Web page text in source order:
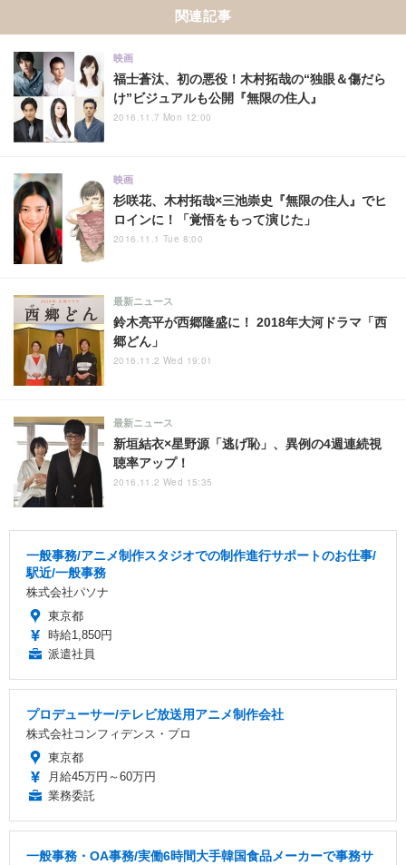
関連記事
福士蒼汰、初の悪役！木村拓哉の“独眼＆傷だら
け”ビジュアルも公開『無限の住人』
映画
2016.11.7 Mon 12:00
杉咲花、木村拓哉×三池崇史『無限の住人』でヒ
ロインに！「覚悟をもって演じた」
映画
2016.11.1 Tue 8:00
鈴木亮平が西郷隆盛に！ 2018年大河ドラマ「西
郷どん」
最新ニュース
2016.11.2 Wed 19:01
新垣結衣×星野源「逃げ恥」、異例の4週連続視
聴率アップ！
最新ニュース
2016.11.2 Wed 15:35
一般事務/アニメ制作スタジオでの制作進行サポートのお仕事/
駅近/一般事務
株式会社パソナ
東京都
時給1,850円
派遣社員
プロデューサー/テレビ放送用アニメ制作会社
株式会社コンフィデンス・プロ
東京都
月給45万円～60万円
業務委託
一般事務・OA事務/実働6時間大手韓国食品メーカーで事務サ